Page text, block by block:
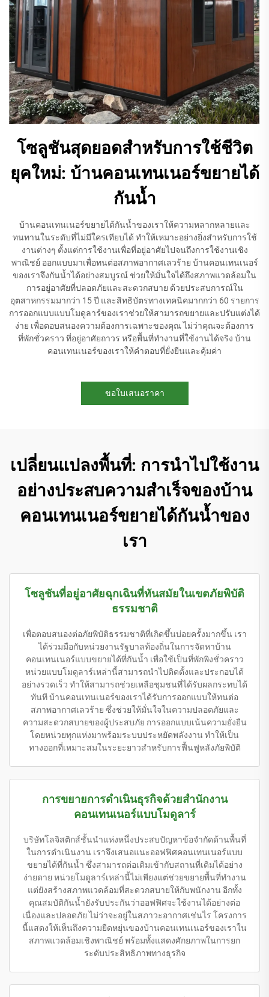
โซลูชันสุดยอดสำหรับการใช้ชีวิต
ยุคใหม่: บ้านคอนเทนเนอร์ขยายได้
กันน้ำ
บ้านคอนเทนเนอร์ขยายได้กันน้ำของเราให้ความหลากหลายและ
ทนทานในระดับที่ไม่มีใครเทียบได้ ทำให้เหมาะอย่างยิ่งสำหรับการใช้
งานต่างๆ ตั้งแต่การใช้งานเพื่อที่อยู่อาศัยไปจนถึงการใช้งานเชิง
พาณิชย์ ออกแบบมาเพื่อทนต่อสภาพอากาศเลวร้าย บ้านคอนเทนเนอร์
ของเราจึงกันน้ำได้อย่างสมบูรณ์ ช่วยให้มั่นใจได้ถึงสภาพแวดล้อมใน
การอยู่อาศัยที่ปลอดภัยและสะดวกสบาย ด้วยประสบการณ์ใน
อุตสาหกรรมมากว่า 15 ปี และสิทธิบัตรทางเทคนิคมากกว่า 60 รายการ
การออกแบบแบบโมดูลาร์ของเราช่วยให้สามารถขยายและปรับแต่งได้
ง่าย เพื่อตอบสนองความต้องการเฉพาะของคุณ ไม่ว่าคุณจะต้องการ
ที่พักชั่วคราว ที่อยู่อาศัยถาวร หรือพื้นที่ทำงานที่ใช้งานได้จริง บ้าน
คอนเทนเนอร์ของเราให้คำตอบที่ยั่งยืนและคุ้มค่า
ขอใบเสนอราคา
เปลี่ยนแปลงพื้นที่: การนำไปใช้งาน
อย่างประสบความสำเร็จของบ้าน
คอนเทนเนอร์ขยายได้กันน้ำของ
เรา
โซลูชันที่อยู่อาศัยฉุกเฉินที่ทันสมัยในเขตภัยพิบัติ
ธรรมชาติ
เพื่อตอบสนองต่อภัยพิบัติธรรมชาติที่เกิดขึ้นบ่อยครั้งมากขึ้น เรา
ได้ร่วมมือกับหน่วยงานรัฐบาลท้องถิ่นในการจัดหาบ้าน
คอนเทนเนอร์แบบขยายได้ที่กันน้ำ เพื่อใช้เป็นที่พักพิงชั่วคราว
หน่วยแบบโมดูลาร์เหล่านี้สามารถนำไปติดตั้งและประกอบได้
อย่างรวดเร็ว ทำให้สามารถช่วยเหลือชุมชนที่ได้รับผลกระทบได้
ทันที บ้านคอนเทนเนอร์ของเราได้รับการออกแบบให้ทนต่อ
สภาพอากาศเลวร้าย ซึ่งช่วยให้มั่นใจในความปลอดภัยและ
ความสะดวกสบายของผู้ประสบภัย การออกแบบเน้นความยั่งยืน
โดยหน่วยทุกแห่งมาพร้อมระบบประหยัดพลังงาน ทำให้เป็น
ทางออกที่เหมาะสมในระยะยาวสำหรับการฟื้นฟูหลังภัยพิบัติ
การขยายการดำเนินธุรกิจด้วยสำนักงาน
คอนเทนเนอร์แบบโมดูลาร์
บริษัทโลจิสติกส์ชั้นนำแห่งหนึ่งประสบปัญหาข้อจำกัดด้านพื้นที่
ในการดำเนินงาน เราจึงเสนอแนะออฟฟิศคอนเทนเนอร์แบบ
ขยายได้ที่กันน้ำ ซึ่งสามารถต่อเติมเข้ากับสถานที่เดิมได้อย่าง
ง่ายดาย หน่วยโมดูลาร์เหล่านี้ไม่เพียงแต่ช่วยขยายพื้นที่ทำงาน
แต่ยังสร้างสภาพแวดล้อมที่สะดวกสบายให้กับพนักงาน อีกทั้ง
คุณสมบัติกันน้ำยังรับประกันว่าออฟฟิศจะใช้งานได้อย่างต่อ
เนื่องและปลอดภัย ไม่ว่าจะอยู่ในสภาวะอากาศเช่นไร โครงการ
นี้แสดงให้เห็นถึงความยืดหยุ่นของบ้านคอนเทนเนอร์ของเราใน
สภาพแวดล้อมเชิงพาณิชย์ พร้อมทั้งแสดงศักยภาพในการยก
ระดับประสิทธิภาพทางธุรกิจ